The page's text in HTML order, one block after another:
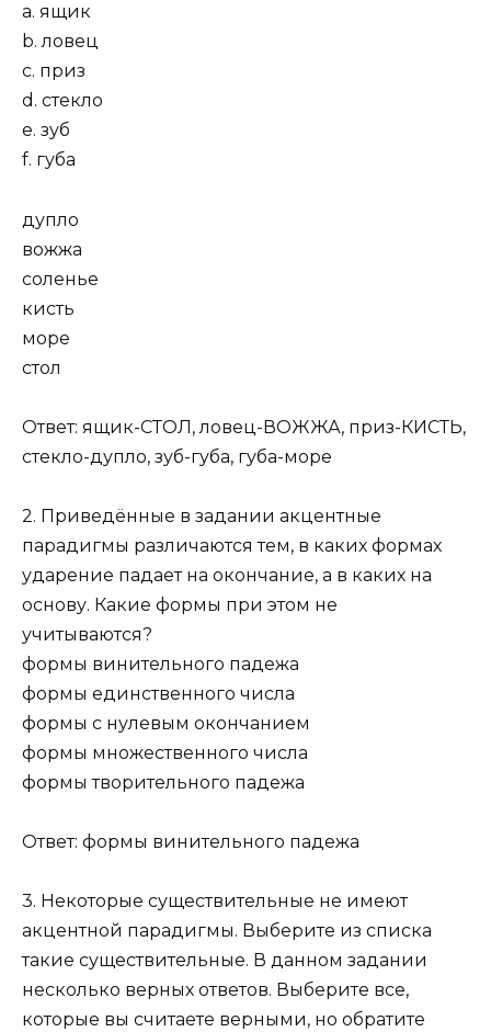
a. ящик
b. ловец
c. приз
d. стекло
e. зуб
f. губа
дупло
вожжа
соленье
кисть
море
стол
Ответ: ящик-СТОЛ, ловец-ВОЖЖА, приз-КИСТЬ,
стекло-дупло, зуб-губа, губа-море
2. Приведённые в задании акцентные
парадигмы различаются тем, в каких формах
ударение падает на окончание, а в каких на
основу. Какие формы при этом не
учитываются?
формы винительного падежа
формы единственного числа
формы с нулевым окончанием
формы множественного числа
формы творительного падежа
Ответ: формы винительного падежа
3. Некоторые существительные не имеют
акцентной парадигмы. Выберите из списка
такие существительные. В данном задании
несколько верных ответов. Выберите все,
которые вы считаете верными, но обратите